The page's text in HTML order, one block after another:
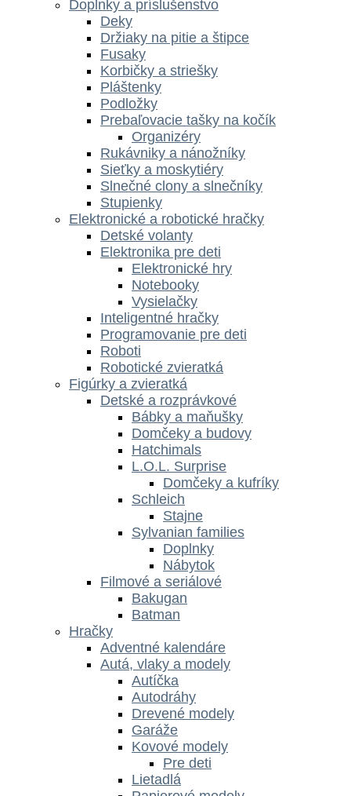
Doplnky a príslušenstvo
Deky
Držiaky na pitie a štipce
Fusaky
Korbičky a striešky
Pláštenky
Podložky
Prebaľovacie tašky na kočík
Organizéry
Rukávniky a nánožníky
Sieťky a moskytiéry
Slnečné clony a slnečníky
Stupienky
Elektronické a robotické hračky
Detské volanty
Elektronika pre deti
Elektronické hry
Notebooky
Vysielačky
Inteligentné hračky
Programovanie pre deti
Roboti
Robotické zvieratká
Figúrky a zvieratká
Detské a rozprávkové
Bábky a maňušky
Domčeky a budovy
Hatchimals
L.O.L. Surprise
Domčeky a kufríky
Schleich
Stajne
Sylvanian families
Doplnky
Nábytok
Filmové a seriálové
Bakugan
Batman
Hračky
Adventné kalendáre
Autá, vlaky a modely
Autíčka
Autodráhy
Drevené modely
Garáže
Kovové modely
Pre deti
Lietadlá